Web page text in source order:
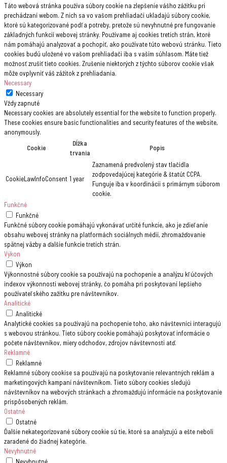
Táto webová stránka používa súbory cookie na zlepšenie vášho zážitku pri
prechádzaní webom. Z nich sa vo vašom prehliadači ukladajú súbory cookie,
ktoré sú kategorizované podľa potreby, pretože sú nevyhnutné pre fungovanie
základných funkcií webovej stránky. Používame aj cookies tretích strán, ktoré
nám pomáhajú analyzovať a pochopiť, ako používate túto webovú stránku. Tieto
cookies budú uložené vo vašom prehliadači iba s vaším súhlasom. Máte tiež
možnosť zrušiť tieto cookies. Zrušenie niektorých z týchto súborov cookie však
môže ovplyvniť váš zážitok z prehliadania.
Necessary
Necessary
Vždy zapnuté
Necessary cookies are absolutely essential for the website to function properly.
These cookies ensure basic functionalities and security features of the website,
anonymously.
Cookie
Dĺžka
trvania
Popis
CookieLawInfoConsent 1 year
Zaznamená predvolený stav tlačidla
zodpovedajúcej kategórie & štatút CCPA.
Funguje iba v koordinácii s primárnym súborom
cookie.
Funkčné
Funkčné
Funkčné súbory cookie pomáhajú vykonávať určité funkcie, ako je zdieľanie
obsahu webovej stránky na platformách sociálnych médií, zhromažďovanie
spätnej väzby a ďalšie funkcie tretích strán.
Výkon
Výkon
Výkonnostné súbory cookie sa používajú na pochopenie a analýzu kľúčových
indexov výkonnosti webovej stránky, čo pomáha pri poskytovaní lepšieho
používateľského zažitku pre návštevníkov.
Analitické
Analitické
Analytické cookies sa používajú na pochopenie toho, ako návštevníci interagujú
s webovou stránkou. Tieto súbory cookie pomáhajú poskytovať informácie o
počete návštevníkov, miery odchodov, zdrojov návštevnosti atď.
Reklamné
Reklamné
Reklamné súbory cookise sa používajú na poskytovanie relevantných reklám a
marketingových kampaní návštevníkom. Tieto súbory cookies sledujú
návštevníkov na webových stránkach a zhromažďujú informácie na poskytovanie
prispôsobených reklám.
Ostatné
Ostatné
Ďalšie nekategorizované súbory cookie sú tie, ktoré sa analyzujú a ešte neboli
zaradené do žiadnej kategórie.
Nevyhnutné